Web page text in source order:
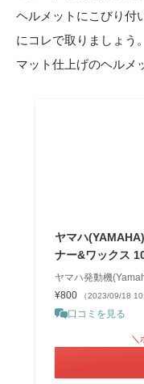
ヘルメットにこびり付
にコレで取りましょう。
マット仕上げのヘルメ
ヤマハ
ナー&ワックス
ヤマハ発動機
¥800
（2023/09/18
口コミを見る
＼